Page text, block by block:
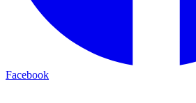
Facebook